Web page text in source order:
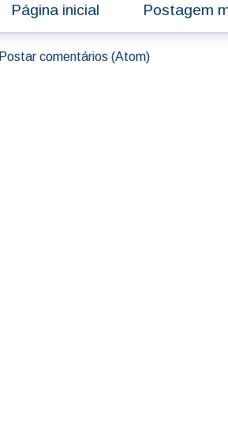
Postagem
Página inicial
Postar comentários (Atom)